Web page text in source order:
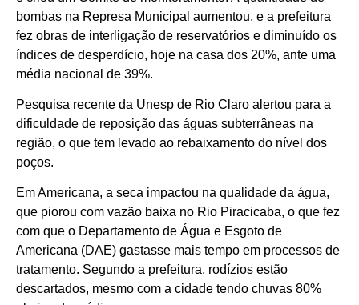
bombas na Represa Municipal aumentou, e a prefeitura
fez obras de interligação de reservatórios e diminuído os
índices de desperdício, hoje na casa dos 20%, ante uma
média nacional de 39%.
Pesquisa recente da Unesp de Rio Claro alertou para a
dificuldade de reposição das águas subterrâneas na
região, o que tem levado ao rebaixamento do nível dos
poços.
Em Americana, a seca impactou na qualidade da água,
que piorou com vazão baixa no Rio Piracicaba, o que fez
com que o Departamento de Água e Esgoto de
Americana (DAE) gastasse mais tempo em processos de
tratamento. Segundo a prefeitura, rodízios estão
descartados, mesmo com a cidade tendo chuvas 80%